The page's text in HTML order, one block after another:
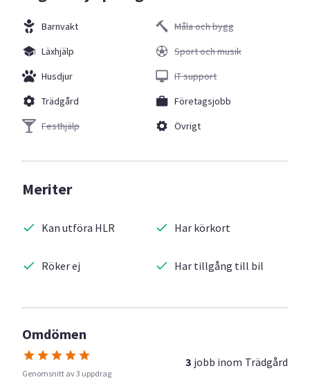
Barnvakt
Läxhjälp
Husdjur
Trädgård
Festhjälp
Måla och bygg
Sport och musik
IT support
Företagsjobb
Övrigt
Meriter
Kan utföra HLR
Röker ej
Har körkort
Har tillgång till bil
Omdömen
Genomsnitt av 3 uppdrag
3 jobb inom Trädgård